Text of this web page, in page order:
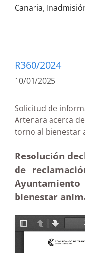
Canaria,
R360/2024
10/01/2025
Solicitud de
Artenara acerca
torno al
Resolución
de
bienestar